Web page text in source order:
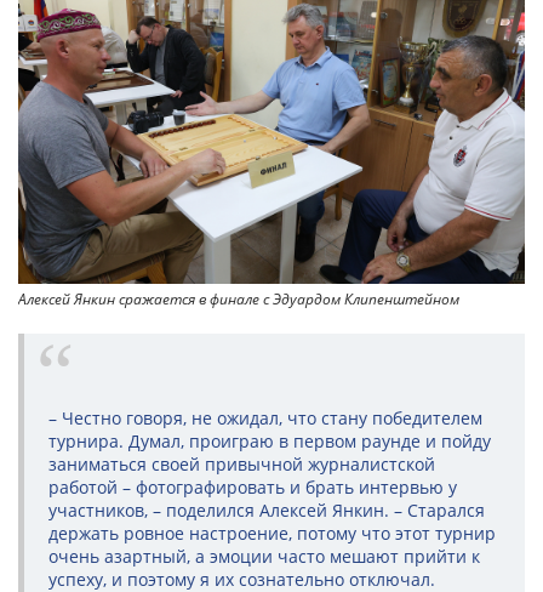
Алексей Янкин сражается в финале с Эдуардом Клипенштейном
– Честно говоря, не ожидал, что стану победителем
турнира. Думал, проиграю в первом раунде и пойду
заниматься своей привычной журналистской
работой – фотографировать и брать интервью у
участников, – поделился Алексей Янкин. – Старался
держать ровное настроение, потому что этот турнир
очень азартный, а эмоции часто мешают прийти к
успеху, и поэтому я их сознательно отключал.